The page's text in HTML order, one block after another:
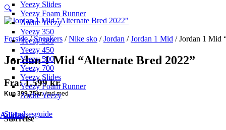
Yeezy Slides
Yeezy Foam Runner
Andre Yeezy
Yeezy 350
Yeezy 380
Yeezy 450
Yeezy 500
Yeezy 700
Yeezy Slides
Yeezy Foam Runner
Andre Yeezy
Adidas
🔍
Forside/Sneakers /Nike sko /Jordan /Jordan 1 Mid / Jordan 1 Mid
Jordan 1 Mid “Alternate Bred 2022”
Fra:1.599kr.
Størrelsesguide
Størrelse